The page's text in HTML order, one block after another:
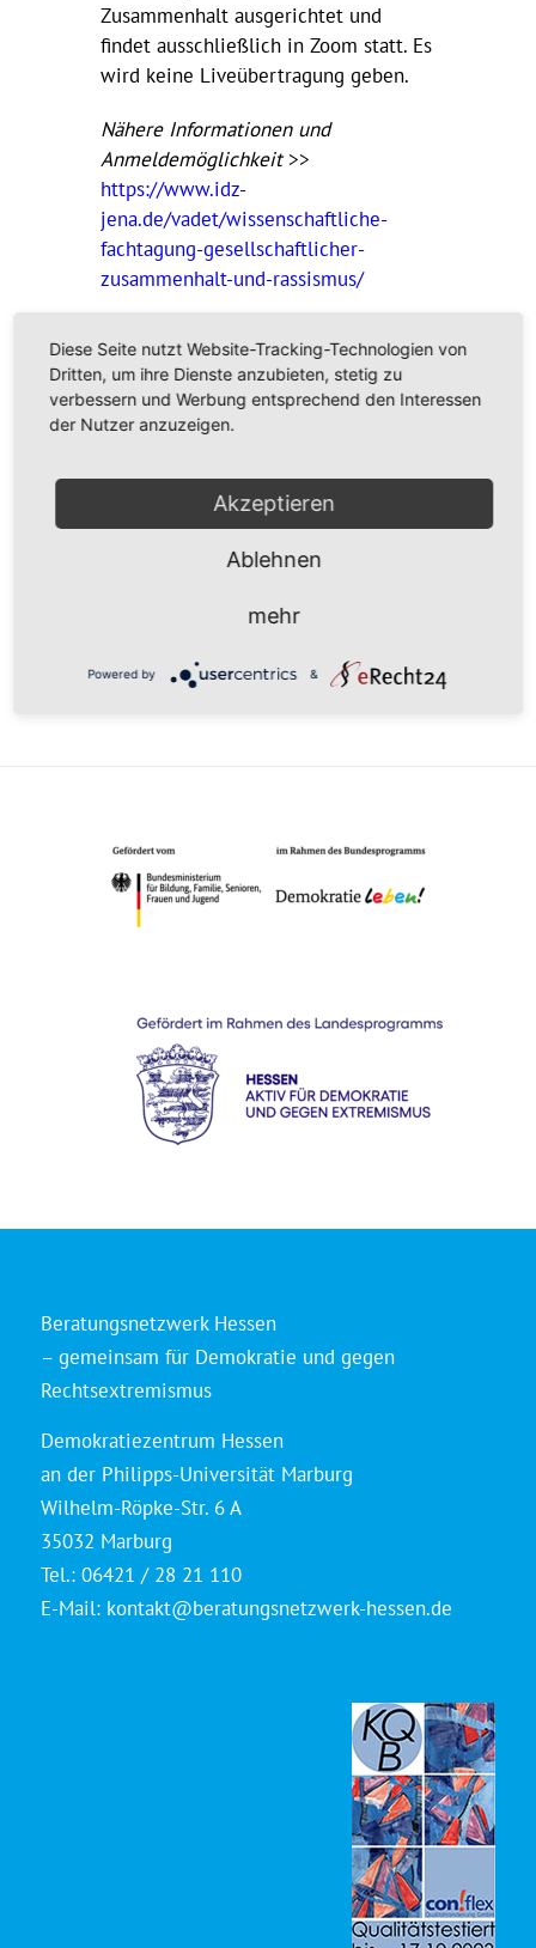
Zusammenhalt ausgerichtet und
findet ausschließlich in Zoom statt. Es
wird keine Liveübertragung geben.
Nähere Informationen und
Anmeldemöglichkeit>>
https://www.idz-
jena.de/vadet/wissenschaftliche-
fachtagung-gesellschaftlicher-
zusammenhalt-und-rassismus/
09. - 10. Dez.. 2021
Vorbei!
9:30 - 15:30
Beratungsnetzwerk Hessen
– gemeinsam für Demokratie und gegen
Rechtsextremismus
Demokratiezentrum Hessen
an der Philipps-Universität Marburg
Wilhelm-Röpke-Str. 6 A
35032 Marburg
Tel.: 06421 / 28 21 110
E-Mail: kontakt@beratungsnetzwerk-hessen.de
Diese Seite nutzt Website-Tracking-Technologien von
Dritten, um ihre Dienste anzubieten, stetig zu
verbessern und Werbung entsprechend den Interessen
der Nutzer anzuzeigen.
Akzeptieren
Ablehnen
mehr
Powered by &